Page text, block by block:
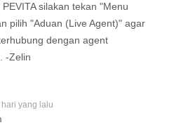
silakan tekan "Menu
pilih "Aduan (Live Agent)" agar
dengan agent
-Zelin
yang lalu